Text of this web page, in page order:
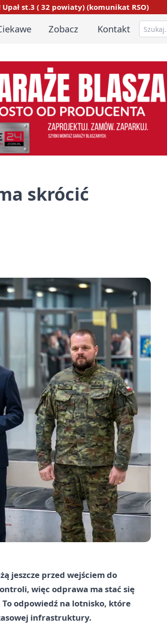
Upał st.3 ( 32 powiaty) (komunikat RSO)
Zobacz Kontakt
skrócić
jeszcze przed wejściem do
więc odprawa ma stać się
odpowiedź na lotnisko, które
infrastruktury.